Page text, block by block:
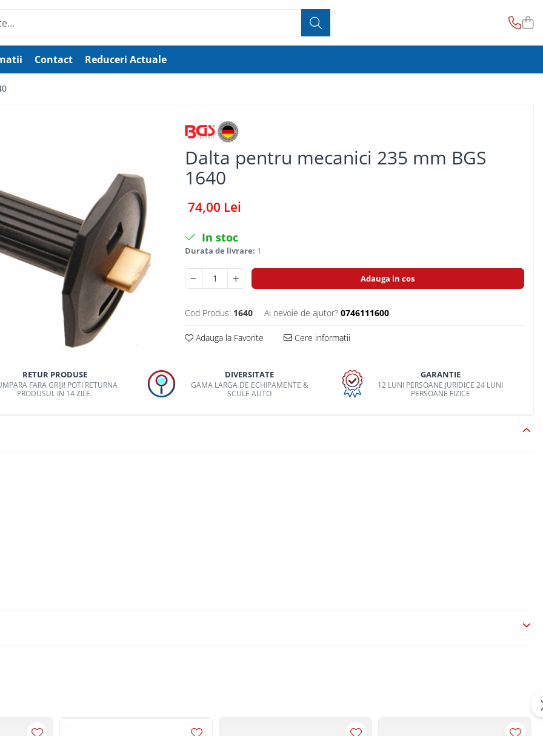
Contact Reduceri Actuale
Dalta pentru mecanici 235 mm BGS
1640
74,00 Lei
In stoc
Durata de livrare: 1
Adauga in cos
Cod Produs: 1640 Ai nevoie de ajutor? 0746111600
Adauga la Favorite Cere informatii
RETUR PRODUSE
FARA GRIJI! POTI RETURNA
PRODUSUL IN 14 ZILE.
DIVERSITATE
GAMA LARGA DE ECHIPAMENTE &
SCULE AUTO
GARANTIE
12 LUNI PERSOANE JURIDICE 24 LUNI
PERSOANE FIZICE